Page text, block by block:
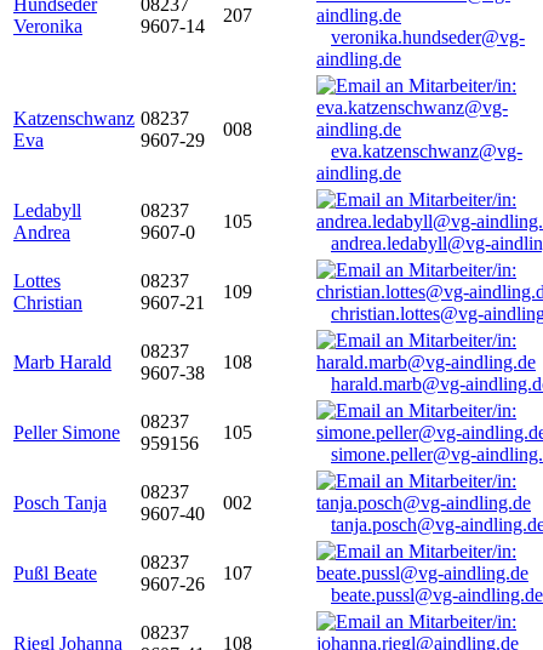
Hundseder
Veronika
08237
9607-14
207
veronika.hundseder@vg-
aindling.de
Katzenschwanz
Eva
08237
9607-29
008
eva.katzenschwanz@vg-
aindling.de
Ledabyll
Andrea
08237
9607-0
105
andrea.ledabyll@vg-
Lottes
Christian
08237
9607-21
109
christian.lottes@vg-
Marb Harald
08237
9607-38
108
harald.marb@vg-
Peller Simone
08237
959156
105
simone.peller@vg-
Posch Tanja
08237
9607-40
002
tanja.posch@vg-
Pußl Beate
08237
9607-26
107
beate.pussl@vg-aindling.de
Riegl Johanna
08237
108